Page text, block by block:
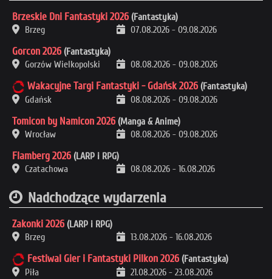
Brzeskie Dni Fantastyki 2026 (Fantastyka)
Brzeg
07.08.2026 - 09.08.2026
Gorcon 2026 (Fantastyka)
Gorzów Wielkopolski
08.08.2026 - 09.08.2026
Wakacyjne Targi Fantastyki - Gdańsk 2026 (Fantastyka)
Gdańsk
08.08.2026 - 09.08.2026
Tomicon by Namicon 2026 (Manga & Anime)
Wrocław
08.08.2026 - 09.08.2026
Flamberg 2026 (LARP i RPG)
Czatachowa
08.08.2026 - 16.08.2026
Nadchodzące wydarzenia
Zakonki 2026 (LARP i RPG)
Brzeg
13.08.2026 - 16.08.2026
Festiwal Gier i Fantastyki Pilkon 2026 (Fantastyka)
Piła
21.08.2026 - 23.08.2026